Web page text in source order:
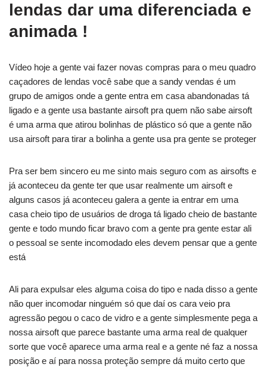
lendas dar uma diferenciada e
animada !
Vídeo hoje a gente vai fazer novas compras para o meu quadro
caçadores de lendas você sabe que a sandy vendas é um
grupo de amigos onde a gente entra em casa abandonadas tá
ligado e a gente usa bastante airsoft pra quem não sabe airsoft
é uma arma que atirou bolinhas de plástico só que a gente não
usa airsoft para tirar a bolinha a gente usa pra gente se proteger
Pra ser bem sincero eu me sinto mais seguro com as airsofts e
já aconteceu da gente ter que usar realmente um airsoft e
alguns casos já aconteceu galera a gente ia entrar em uma
casa cheio tipo de usuários de droga tá ligado cheio de bastante
gente e todo mundo ficar bravo com a gente pra gente estar ali
o pessoal se sente incomodado eles devem pensar que a gente
está
Ali para expulsar eles alguma coisa do tipo e nada disso a gente
não quer incomodar ninguém só que daí os cara veio pra
agressão pegou o caco de vidro e a gente simplesmente pega a
nossa airsoft que parece bastante uma arma real de qualquer
sorte que você aparece uma arma real e a gente né faz a nossa
posição e aí para nossa proteção sempre dá muito certo que